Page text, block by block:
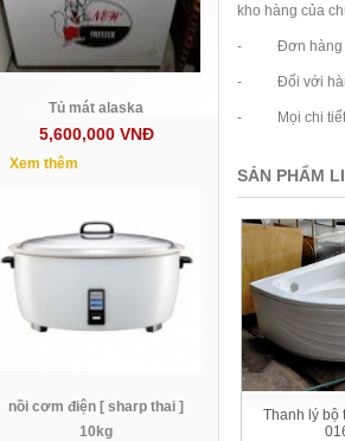
Tủ mát alaska
5,600,000 VNĐ
Xem thêm
nồi cơm điện [ sharp thai ]
10kg
kho hàng của
- Đơn hàng từ
- Đối với hàng
- Mọi chi tiết
SẢN PHẨM
Thanh lý bộ